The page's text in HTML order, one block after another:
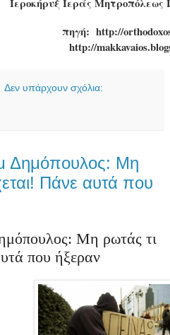
Ιεροκήρυξ Ιεράς
πηγή: http://
http://
Δεν υπάρχουν σχόλια:
Δημόπουλος: Μη
Πάνε αυτά που
Μη ρωτάς τι
που ήξεραν